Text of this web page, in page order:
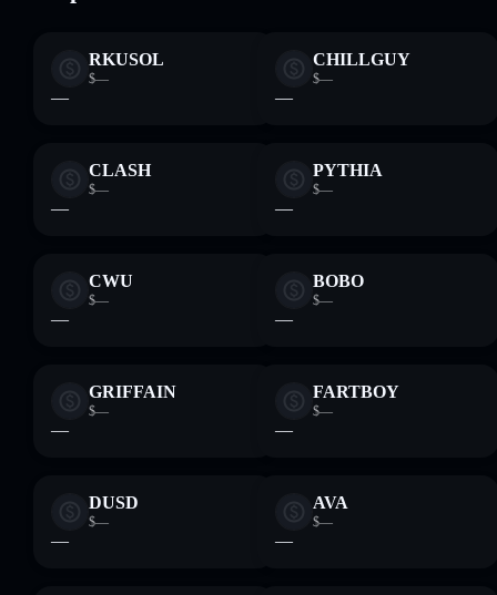
RKUSOL
$—
—
CHILLGUY
$—
—
CLASH
$—
—
PYTHIA
$—
—
CWU
$—
—
BOBO
$—
—
GRIFFAIN
$—
—
FARTBOY
$—
—
DUSD
$—
—
AVA
$—
—